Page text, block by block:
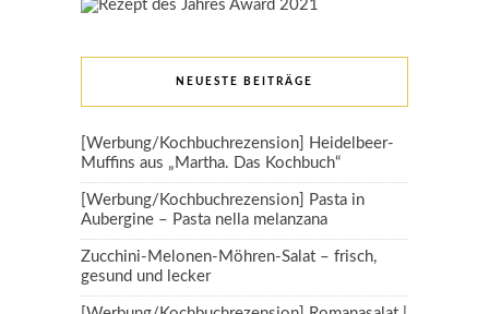
NEUESTE BEITRÄGE
[Werbung/Kochbuchrezension] Heidelbeer-
Muffins aus „Martha. Das Kochbuch“
[Werbung/Kochbuchrezension] Pasta in
Aubergine – Pasta nella melanzana
Zucchini-Melonen-Möhren-Salat – frisch,
gesund und lecker